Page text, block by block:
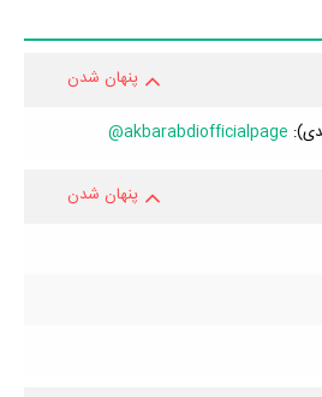
پنهان شدن
akbarabdiofficialpage@
پنهان شدن